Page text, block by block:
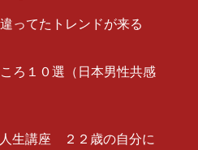
ってたトレンドが来る
ろ１０選（日本男性共感
生講座 ２２歳の自分に